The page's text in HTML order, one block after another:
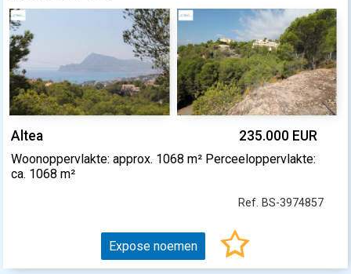
Altea 235.000 EUR
Woonoppervlakte: approx. 1068 m² Perceeloppervlakte:
ca. 1068 m²
Ref. BS-3974857
Expose noemen